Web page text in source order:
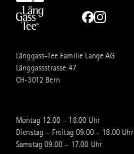
Länggass-Tee Familie Lange AG
Länggassstrasse 47
CH-3012 Bern
Montag 12.00 – 18.00 Uhr
Dienstag – Freitag 09.00 – 18.00 Uhr
Samstag 09.00 – 17.00 Uhr